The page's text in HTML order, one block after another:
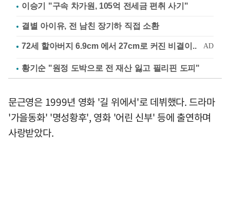
이승기 "구속 차가원, 105억 전세금 편취 사기"
결별 아이유, 전 남친 장기하 직접 소환
황기순 "원정 도박으로 전 재산 잃고 필리핀 도피"
문근영은 1999년 영화 '길 위에서'로 데뷔했다. 드라마
'가을동화' '명성황후', 영화 '어린 신부' 등에 출연하며
사랑받았다.